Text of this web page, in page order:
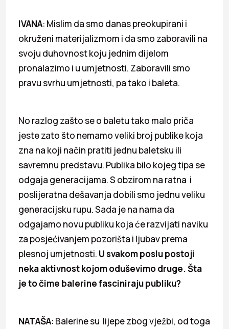
IVANA: Mislim da smo danas preokupirani i
okruženi materijalizmom i da smo zaboravili na
svoju duhovnost koju jednim dijelom
pronalazimo i u umjetnosti. Zaboravili smo
pravu svrhu umjetnosti, pa tako i baleta.
No razlog zašto se o baletu tako malo priča
jeste zato što nemamo veliki broj publike koja
zna na koji način pratiti jednu baletsku ili
savremnu predstavu. Publika bilo kojeg tipa se
odgaja generacijama. S obzirom na ratna i
poslijeratna dešavanja dobili smo jednu veliku
generacijsku rupu. Sada je na nama da
odgajamo novu publiku koja će razvijati naviku
za posjećivanjem pozorišta i ljubav prema
plesnoj umjetnosti. U svakom poslu postoji
neka aktivnost kojom oduševimo druge. Šta
je to čime balerine fasciniraju publiku?
NATAŠA: Balerine su lijepe zbog vježbi, od toga